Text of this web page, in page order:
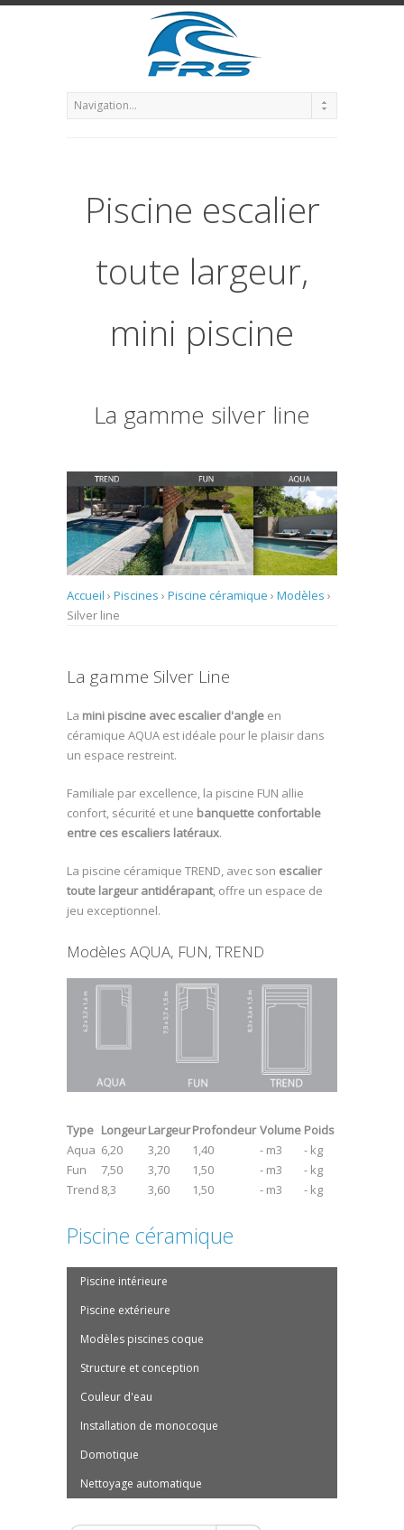
Piscine escalier
toute largeur,
mini piscine
La gamme silver line
Accueil › Piscines › Piscine céramique › Modèles ›
Silver line
La gamme Silver Line
La mini piscine avec escalier d'angle en
céramique AQUA est idéale pour le plaisir dans
un espace restreint.
Familiale par excellence, la piscine FUN allie
confort, sécurité et une banquette confortable
entre ces escaliers latéraux.
La piscine céramique TREND, avec son escalier
toute largeur antidérapant, offre un espace de
jeu exceptionnel.
Modèles AQUA, FUN, TREND
Type LongeurLargeurProfondeur Volume Poids
Aqua 6,20 3,20 1,40 - m3
- kg
Fun
7,50 3,70 1,50 - m3
- kg
Trend 8,3 3,60 1,50 - m3 - kg
Piscine céramique
Piscine intérieure
Piscine extérieure
Modèles piscines coque
Structure et conception
Couleur d'eau
Installation de monocoque
Domotique
Nettoyage automatique